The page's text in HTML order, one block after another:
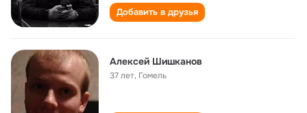
Добавить в друзья
Алексей Шишканов
37 лет, Гомель